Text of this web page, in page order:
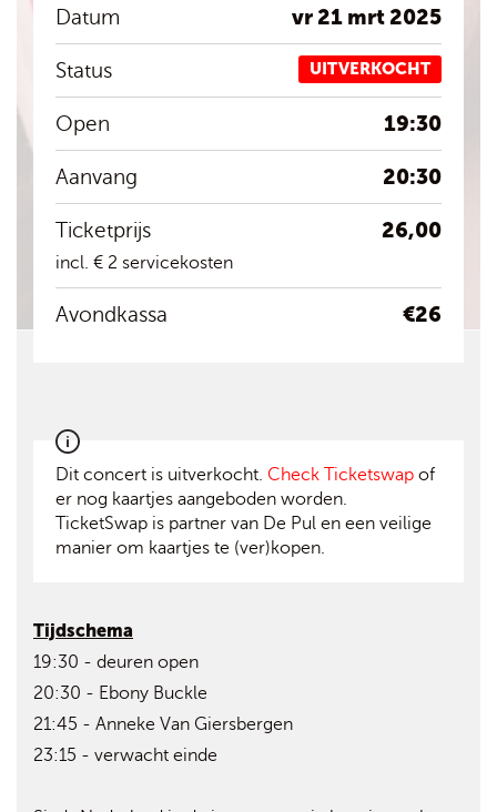
Datum vr 21 mrt 2025
Status UITVERKOCHT
Open 19:30
Aanvang 20:30
Ticketprijs 26,00
incl. € 2 servicekosten
Avondkassa €26
Dit concert is uitverkocht. Check Ticketswap of
er nog kaartjes aangeboden worden.
TicketSwap is partner van De Pul en een veilige
manier om kaartjes te (ver)kopen.
Tijdschema
19:30 - deuren open
20:30 - Ebony Buckle
21:45 - Anneke Van Giersbergen
23:15 - verwacht einde